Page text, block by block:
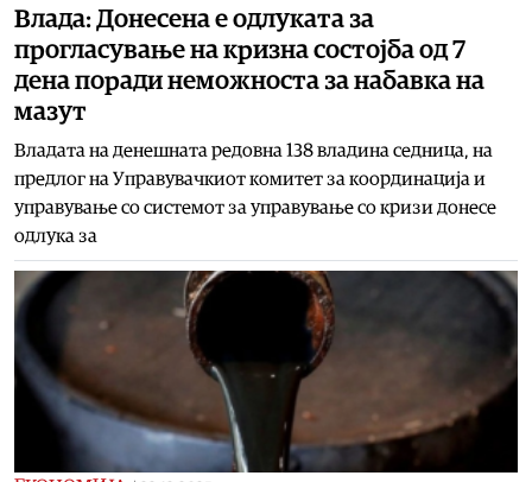
Влада: Донесена е одлуката за
прогласување на кризна состојба од 7
дена поради неможноста за набавка на
мазут
Владата на денешната редовна 138 владина седница, на
предлог на Управувачкиот комитет за координација и
управување со системот за управување со кризи донесе
одлука за